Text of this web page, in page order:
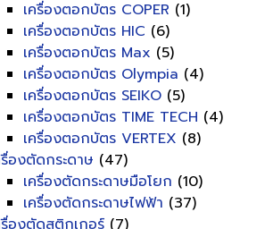
เครื่องตอกบัตร COPER (1)
เครื่องตอกบัตร HIC (6)
เครื่องตอกบัตร Max (5)
เครื่องตอกบัตร Olympia (4)
เครื่องตอกบัตร SEIKO (5)
เครื่องตอกบัตร TIME TECH (4)
เครื่องตอกบัตร VERTEX (8)
รื่องตัดกระดาษ (47)
เครื่องตัดกระดาษมือโยก (10)
เครื่องตัดกระดาษไฟฟ้า (37)
รื่องตัดสติกเกอร์ (7)